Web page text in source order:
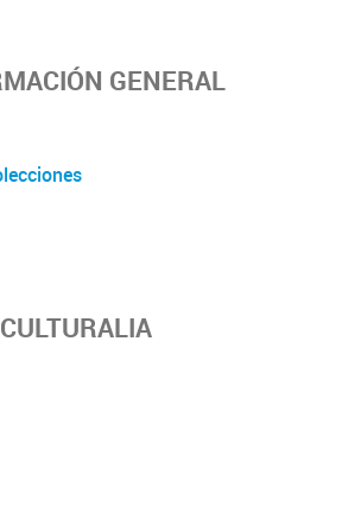
GENERAL
CULTURALIA